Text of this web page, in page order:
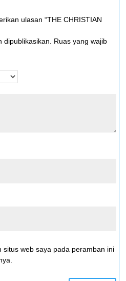
ulasan “THE CHRISTIAN
dipublikasikan.
Ruas yang wajib
situs web saya pada peramban ini